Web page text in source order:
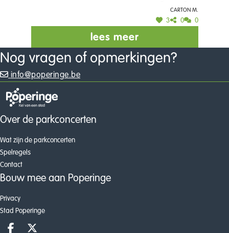
Carton M.
3 0 0
lees meer
Nog vragen of opmerkingen?
info@poperinge.be
Over de parkconcerten
Wat zijn de parkconcerten
Spelregels
Contact
Bouw mee aan Poperinge
Privacy
Stad Poperinge